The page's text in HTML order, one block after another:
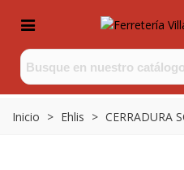
Inicio > Ehlis > CERRADURA